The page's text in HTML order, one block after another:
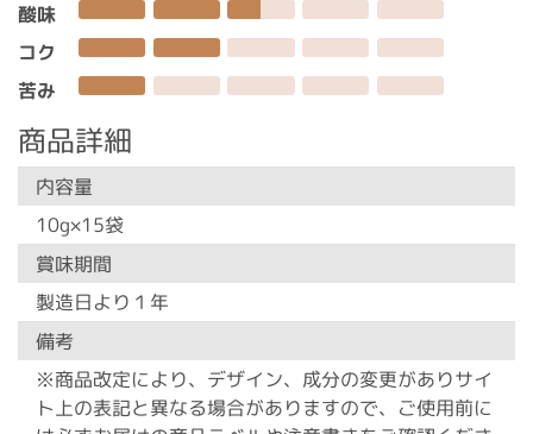
酸味
コク
苦み
商品詳細
内容量
10g×15袋
賞味期間
製造日より１年
備考
※商品改定により、デザイン、成分の変更がありサイ
ト上の表記と異なる場合がありますので、ご使用前に